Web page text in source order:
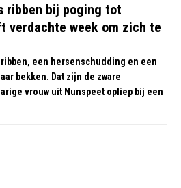
ribben bij poging tot
verdachte week om zich te
ribben, een hersenschudding en een
bekken. Dat zijn de zware
vrouw uit Nunspeet opliep bij een